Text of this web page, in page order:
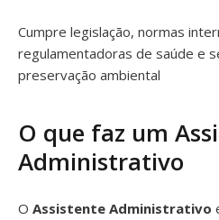
Cumpre legislação, normas
regulamentadoras de saúde e
preservação ambiental
O que faz um
Administrativo
O Assistente Administrativo